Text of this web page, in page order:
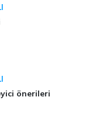
önerileri